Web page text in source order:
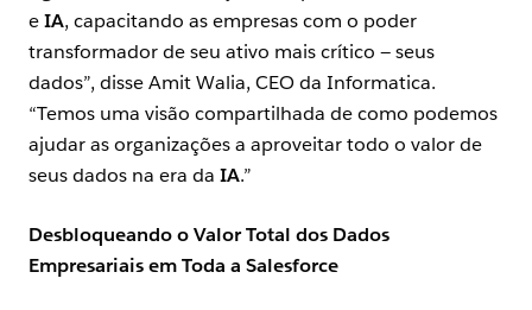
eIA, capacitando as empresas com o poder
transformador de seu ativo mais crítico — seus
dados”, disse Amit Walia, CEO da Informatica.
“Temos uma visão compartilhada de como podemos
ajudar as organizações a aproveitar todo o valor de
seus dados na era da IA.”
Desbloqueando o Valor Total dos Dados
Empresariais em Toda a Salesforce